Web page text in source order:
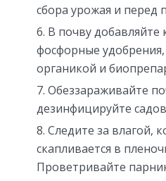
сбора урожая и перед
В почву добавляйте
фосфорные
органикой и
Обеззараживайте
дезинфицируйте
Следите за влагой,
скапливается в
Проветривайте